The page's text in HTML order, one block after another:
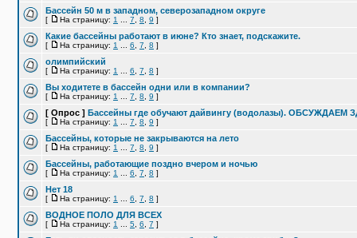
Бассейн 50 м в западном, северозападном округе
[ На страницу: 1 7 8 9 ]
Какие бассейны работают в июне? Кто знает, подскажите.
[ На страницу: 1 6 7 8 ]
олимпийский
[ На страницу: 1 6 7 8 ]
Вы ходитете в бассейн одни или в компании?
[ На страницу: 1 7 8 9 ]
[ Опрос ] Бассейны где обучают дайвингу (водолазы). ОБСУЖДАЕМ
[ На страницу: 1 7 8 9 ]
Бассейны, которые не закрываются на лето
[ На страницу: 1 7 8 9 ]
Бассейны, работающие поздно вчером и ночью
[ На страницу: 1 6 7 8 ]
Нет 18
[ На страницу: 1 6 7 8 ]
ВОДНОЕ ПОЛО ДЛЯ ВСЕХ
[ На страницу: 1 5 6 7 ]